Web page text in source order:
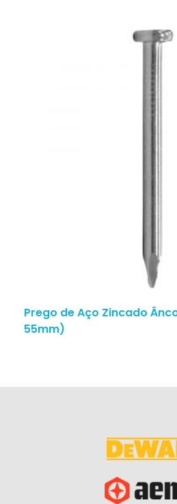
Prego de Aço Zincado
55mm)